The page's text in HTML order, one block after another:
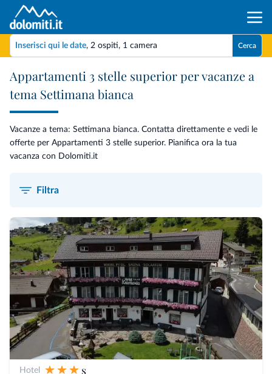
Inserisci qui le date, 2 ospiti, 1 camera Cerca
Appartamenti 3 stelle superior per vacanze a
tema Settimana bianca
Vacanze a tema: Settimana bianca. Contatta direttamente e vedi le
offerte per Appartamenti 3 stelle superior. Pianifica ora la tua
vacanza con Dolomiti.it
Filtra
Hotel
s